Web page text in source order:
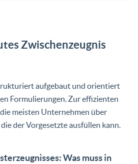
Zwischenzeugnis
aufgebaut und orientiert
Formulierungen. Zur effizienten
meisten Unternehmen über
der Vorgesetzte ausfüllen kann.
Was muss in